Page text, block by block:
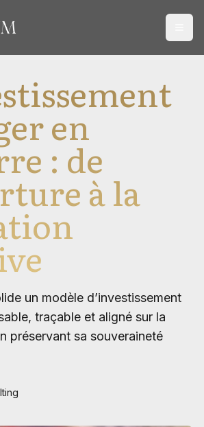
en
: de
à la
un modèle d’investissement
traçable et aligné sur la
préservant sa souveraineté